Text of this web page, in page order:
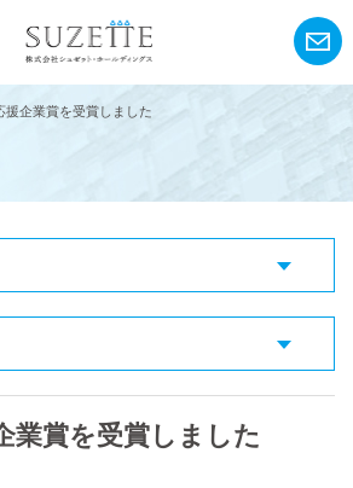
ンティエ
援企業賞を受賞しました
業賞を受賞しました